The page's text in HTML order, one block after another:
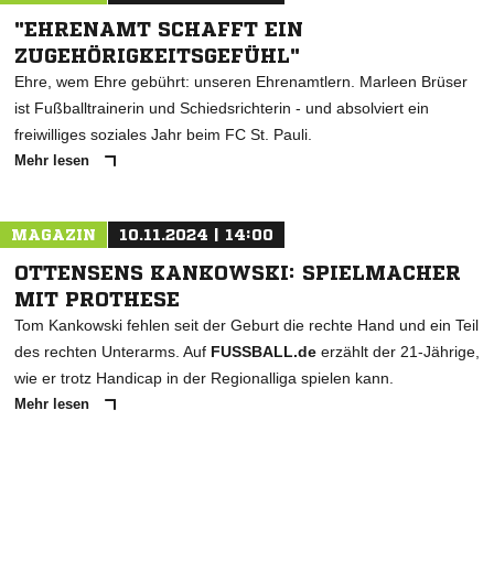
"EHRENAMT SCHAFFT EIN
ZUGEHÖRIGKEITSGEFÜHL"
Ehre, wem Ehre gebührt: unseren Ehrenamtlern. Marleen Brüser
ist Fußballtrainerin und Schiedsrichterin - und absolviert ein
freiwilliges soziales Jahr beim FC St. Pauli.
Mehr lesen
MAGAZIN 10.11.2024 | 14:00
OTTENSENS KANKOWSKI: SPIELMACHER
MIT PROTHESE
Tom Kankowski fehlen seit der Geburt die rechte Hand und ein Teil
des rechten Unterarms. Auf FUSSBALL.de erzählt der 21-Jährige,
wie er trotz Handicap in der Regionalliga spielen kann.
Mehr lesen